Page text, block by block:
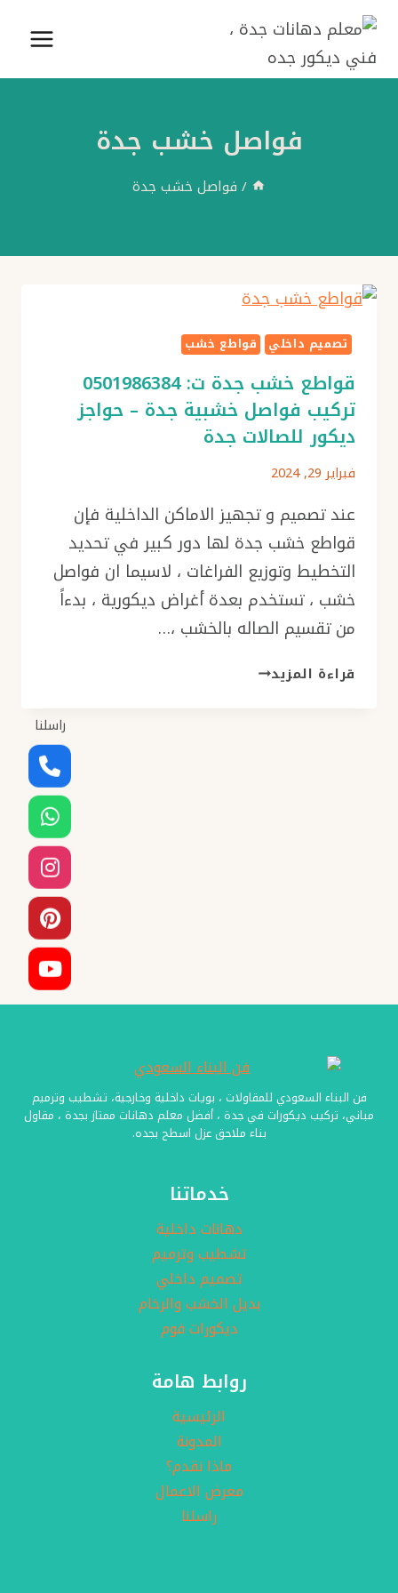
التجاوز
المحتوى
فواصل خشب جدة
/ فواصل خشب جدة
تصميم داخلي قواطع خشب
قواطع خشب جدة ت: 0501986384
تركيب فواصل خشبية جدة – حواجز
ديكور للصالات جدة
فبراير 29, 2024
عند تصميم و تجهيز الاماكن الداخلية فإن
قواطع خشب جدة لها دور كبير في تحديد
التخطيط وتوزيع الفراغات ، لاسيما ان فواصل
خشب ، تستخدم بعدة أغراض ديكورية ، بدءاً
من تقسيم الصاله بالخشب ،…
قراءة المزيدقواطع
فن البناء السعودي للمقاولات ، بويات داخلية وخارجية، تشطيب وترميم
مباني، تركيب ديكورات في جدة ، أفضل معلم دهانات ممتاز بجدة ، مقاول
بناء ملاحق عزل اسطح بجده.
خدماتنا
دهانات داخلية
تشطيب وترميم
تصميم داخلي
بديل الخشب والرخام
ديكورات فوم
روابط هامة
الرئيسية
المدونة
ماذا نقدم؟
معرض الاعمال
راسلنا
راسلنا